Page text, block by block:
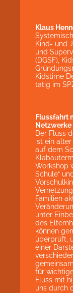
Klaus
Kind- und
und
(DGSF),
Kidstime
tätig im
Flussfahrt
Netzwerke
Der Fluss
ist ein
auf dem
Workshop
Schule“
Familien
unter
des
können
überprüft,
einer
für
Fluss mit
uns durch